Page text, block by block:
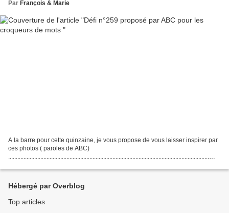
Par François & Marie
A la barre pour cette quinzaine, je vous propose de vous laisser inspirer par
ces photos ( paroles de ABC)
...................................................................................................................................
Hébergé par Overblog
Top articles